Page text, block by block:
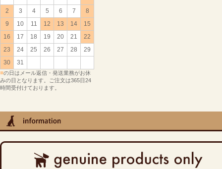
2
3 4 5 6 7
8
9
10 11 12 13 14
15
16
17 18 19 20 21
22
23
24 25 26 27 28
29
30
31
■の日はメール返信・発送業務がお休
みの日となります。ご注文は365日24
時間受付けております。